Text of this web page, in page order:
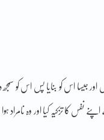
جیسا اس کو بنایا پس اس کو
نفس کا تزکیہ کیا اور وہ نامراد